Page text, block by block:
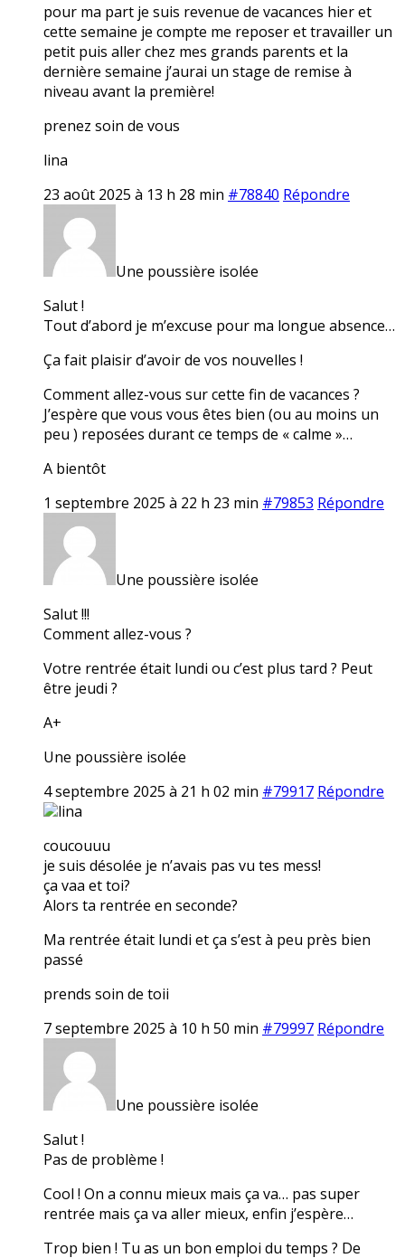
pour ma part je suis revenue de vacances hier et
cette semaine je compte me reposer et travailler un
petit puis aller chez mes grands parents et la
dernière semaine j’aurai un stage de remise à
niveau avant la première!
prenez soin de vous
lina
23 août 2025 à 13 h 28 min #78840 Répondre
Une poussière isolée
Salut !
Tout d’abord je m’excuse pour ma longue absence…
Ça fait plaisir d’avoir de vos nouvelles !
Comment allez-vous sur cette fin de vacances ?
J’espère que vous vous êtes bien (ou au moins un
peu ) reposées durant ce temps de « calme »…
A bientôt
1 septembre 2025 à 22 h 23 min #79853 Répondre
Une poussière isolée
Salut !!!
Comment allez-vous ?
Votre rentrée était lundi ou c’est plus tard ? Peut
être jeudi ?
A+
Une poussière isolée
4 septembre 2025 à 21 h 02 min #79917 Répondre
lina
coucouuu
je suis désolée je n’avais pas vu tes mess!
ça vaa et toi?
Alors ta rentrée en seconde?
Ma rentrée était lundi et ça s’est à peu près bien
passé
prends soin de toii
7 septembre 2025 à 10 h 50 min #79997 Répondre
Une poussière isolée
Salut !
Pas de problème !
Cool ! On a connu mieux mais ça va… pas super
rentrée mais ça va aller mieux, enfin j’espère…
Trop bien ! Tu as un bon emploi du temps ? De